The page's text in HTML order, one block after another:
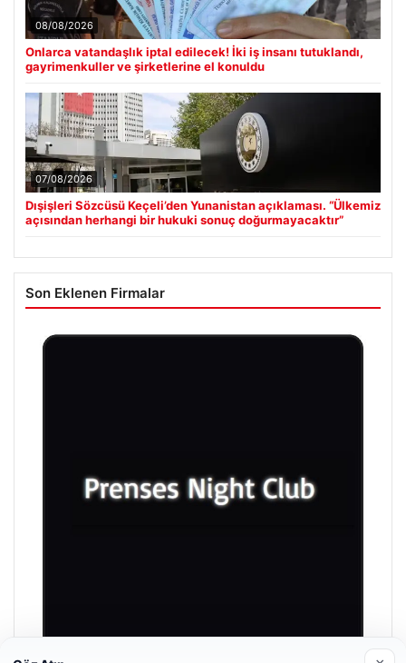
08/08/2026
Onlarca vatandaşlık iptal edilecek! İki iş insanı tutuklandı,
gayrimenkuller ve şirketlerine el konuldu
07/08/2026
Dışişleri Sözcüsü Keçeli’den Yunanistan açıklaması. “Ülkemiz
açısından herhangi bir hukuki sonuç doğurmayacaktır”
Son Eklenen Firmalar